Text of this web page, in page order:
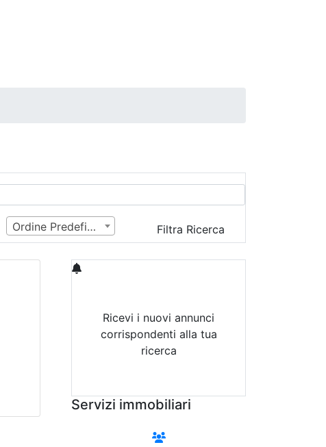
Ordine Predefinito Filtra Ricerca
Ricevi i nuovi annunci
corrispondenti alla tua
ricerca
Servizi immobiliari